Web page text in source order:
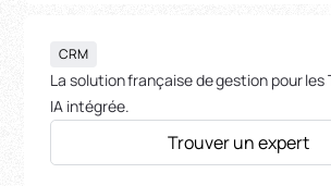
CRM
La solution française de gestion pour les
IA intégrée.
Trouver un expert